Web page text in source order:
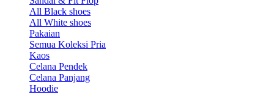
All Black shoes
All White shoes
Pakaian
Semua Koleksi Pria
Kaos
Celana Pendek
Celana Panjang
Hoodie